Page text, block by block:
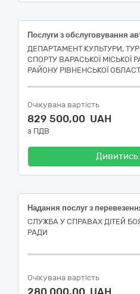
ДЕПАРТАМЕНТ КУЛЬТУРИ,
СПОРТУ ВАРАСЬКОЇ МІСЬКОЇ
РАЙОНУ РІВНЕНСЬКОЇ
Очікувана вартість
829 500,00 UAH
з ПДВ
Дивитись
СЛУЖБА У СПРАВАХ ДІТЕЙ
РАДИ
Очікувана вартість
280 000,00 UAH